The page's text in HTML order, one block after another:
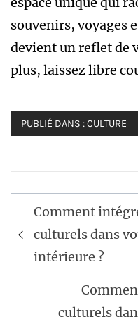
souvenirs, voyages
devient un reflet de
plus, laissez libre
PUBLIÉ DANS :CULTURE
Navigation
de
l’article
Comment
culturels dans
intérieure ?
culturels